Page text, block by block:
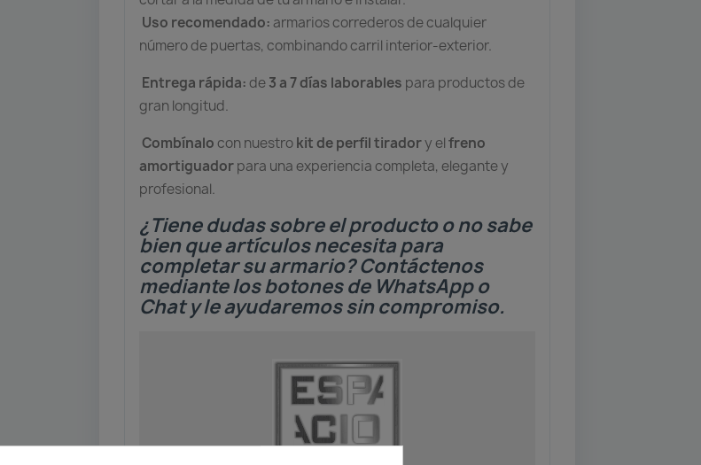
Uso recomendado: armarios correderos de cualquier
número de puertas, combinando carril interior-exterior.
Entrega rápida: de3 a 7 días laborables para productos de
gran longitud.
Combínalo con nuestrokit de perfil tiradory elfreno
amortiguadorpara una experiencia completa, elegante y
profesional.
¿Tiene dudas sobre el producto o no sabe
bien que artículos necesita para
completar su armario? Contáctenos
mediante los botones de WhatsApp o
Chat y le ayudaremos sin compromiso.